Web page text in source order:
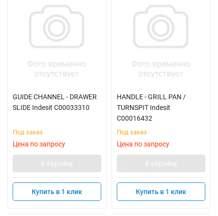
GUIDE CHANNEL - DRAWER
SLIDE Indesit C00033310
Под заказ
Цена по запросу
В корзину
Купить в 1 клик
HANDLE - GRILL PAN /
TURNSPIT Indesit
C00016432
Под заказ
Цена по запросу
В корзину
Купить в 1 клик